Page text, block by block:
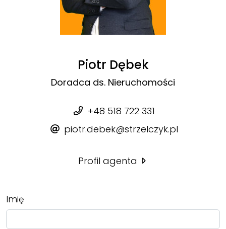
Piotr Dębek
Doradca ds. Nieruchomości
+48 518 722 331
piotr.debek@strzelczyk.pl
Profil agenta
Imię